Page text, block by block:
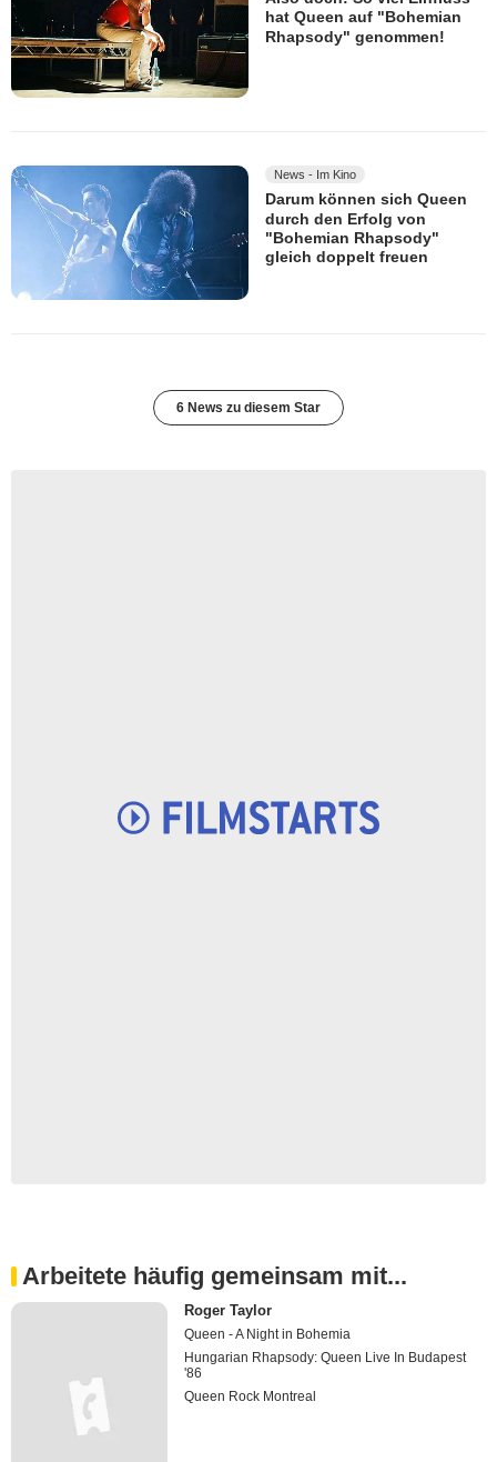
hat Queen auf "Bohemian
Rhapsody" genommen!
News - Im Kino
Darum können sich Queen
durch den Erfolg von
"Bohemian Rhapsody"
gleich doppelt freuen
6 News zu diesem Star
Arbeitete häufig gemeinsam mit...
Roger Taylor
Queen - A Night in Bohemia
Hungarian Rhapsody: Queen Live In Budapest
'86
Queen Rock Montreal